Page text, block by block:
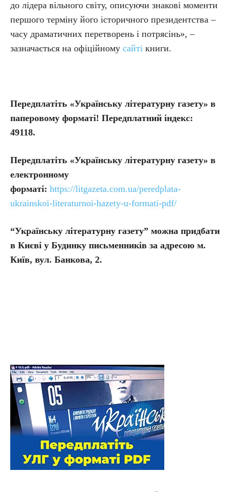
до лідера вільного світу, описуючи знакові моменти
першого терміну його історичного президентства –
часу драматичних перетворень і потрясінь», –
зазначається на офіційному сайті книги.
Передплатіть «Українську літературну газету» в
паперовому форматі! Передплатний індекс:
49118.
Передплатіть «Українську літературну газету» в
електронному
форматі: https://litgazeta.com.ua/peredplata-
ukrainskoi-literaturnoi-hazety-u-formati-pdf/
“Українську літературну газету” можна придбати
в Києві у Будинку письменників за адресою м.
Київ, вул. Банкова, 2.